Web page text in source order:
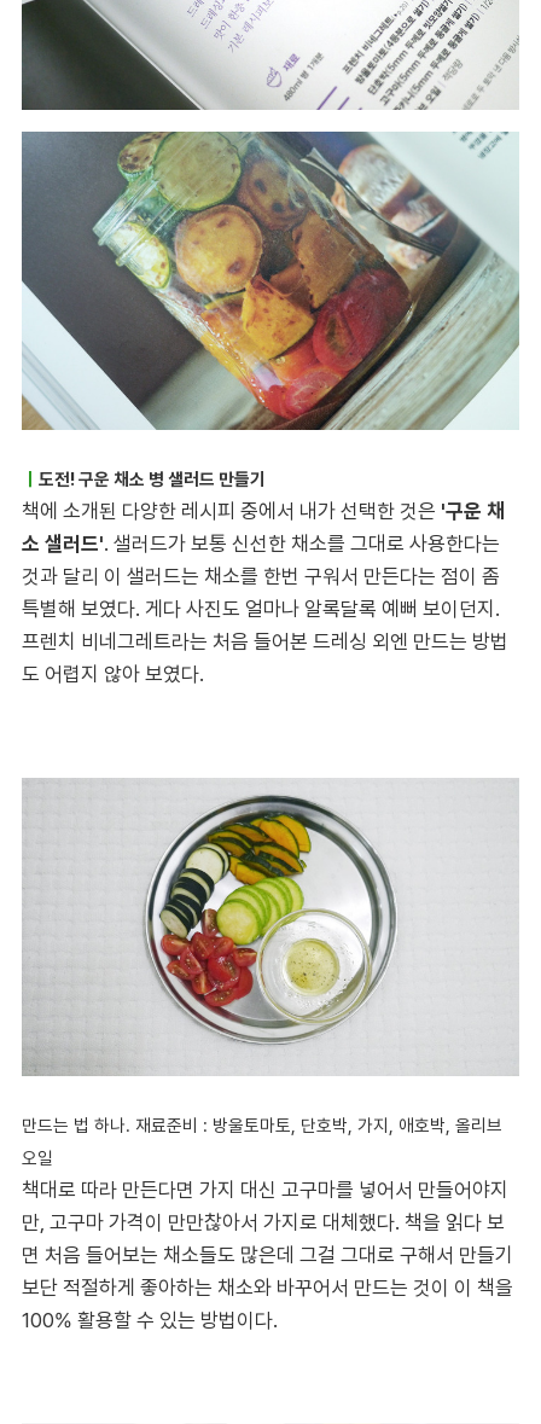
도전! 구운 채소 병 샐러드 만들기
책에 소개된 다양한 레시피 중에서 내가 선택한 것은 '구운 채
소 샐러드'. 샐러드가 보통 신선한 채소를 그대로 사용한다는
것과 달리 이 샐러드는 채소를 한번 구워서 만든다는 점이 좀
특별해 보였다. 게다 사진도 얼마나 알록달록 예뻐 보이던지.
프렌치 비네그레트라는 처음 들어본 드레싱 외엔 만드는 방법
도 어렵지 않아 보였다.
만드는 법 하나. 재료준비 : 방울토마토, 단호박, 가지 , 애호박, 올리브
오일
책대로 따라 만든다면 가지 대신 고구마를 넣어서 만들어야지
만, 고구마 가격이 만만찮아서 가지로 대체했다. 책을 읽다 보
면 처음 들어보는 채소들도 많은데 그걸 그대로 구해서 만들기
보단 적절하게 좋아하는 채소와 바꾸어서 만드는 것이 이 책을
100% 활용할 수 있는 방법이다.